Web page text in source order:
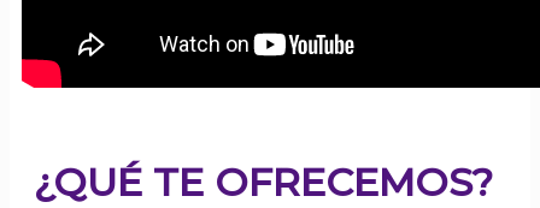
¿QUÉ TE OFRECEMOS?